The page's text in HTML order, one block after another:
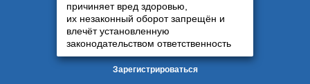
причиняет вред здоровью,
их незаконный оборот запрещён и
влечёт установленную
законодательством ответственность
Зарегистрироваться